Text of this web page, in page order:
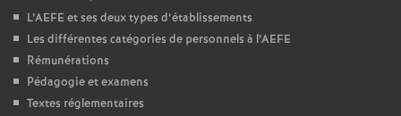
L’AEFE et ses deux types d’établissements
Les différentes catégories de personnels à l’AEFE
Rémunérations
Pédagogie et examens
Textes réglementaires